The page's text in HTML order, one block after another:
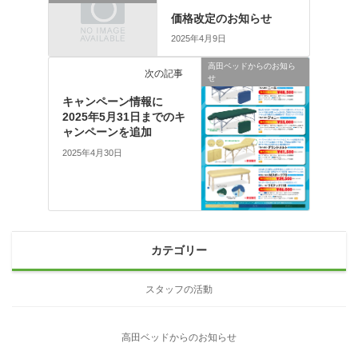
価格改定のお知らせ
2025年4月9日
高田ベッドからのお知ら
せ
次の記事
キャンペーン情報に
2025年5月31日までのキ
ャンペーンを追加
2025年4月30日
カテゴリー
スタッフの活動
高田ベッドからのお知らせ